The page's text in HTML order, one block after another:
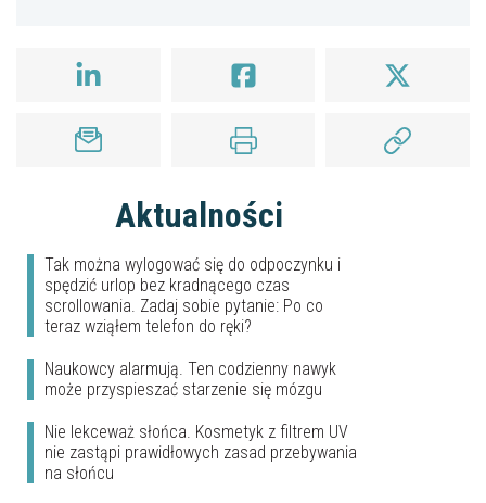
Aktualności
Tak można wylogować się do odpoczynku i
spędzić urlop bez kradnącego czas
scrollowania. Zadaj sobie pytanie: Po co
teraz wziąłem telefon do ręki?
Naukowcy alarmują. Ten codzienny nawyk
może przyspieszać starzenie się mózgu
Nie lekceważ słońca. Kosmetyk z filtrem UV
nie zastąpi prawidłowych zasad przebywania
na słońcu